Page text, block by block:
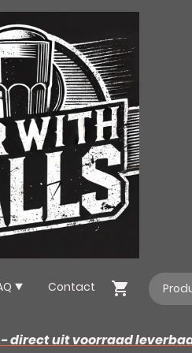
Contact
direct uit voorraad